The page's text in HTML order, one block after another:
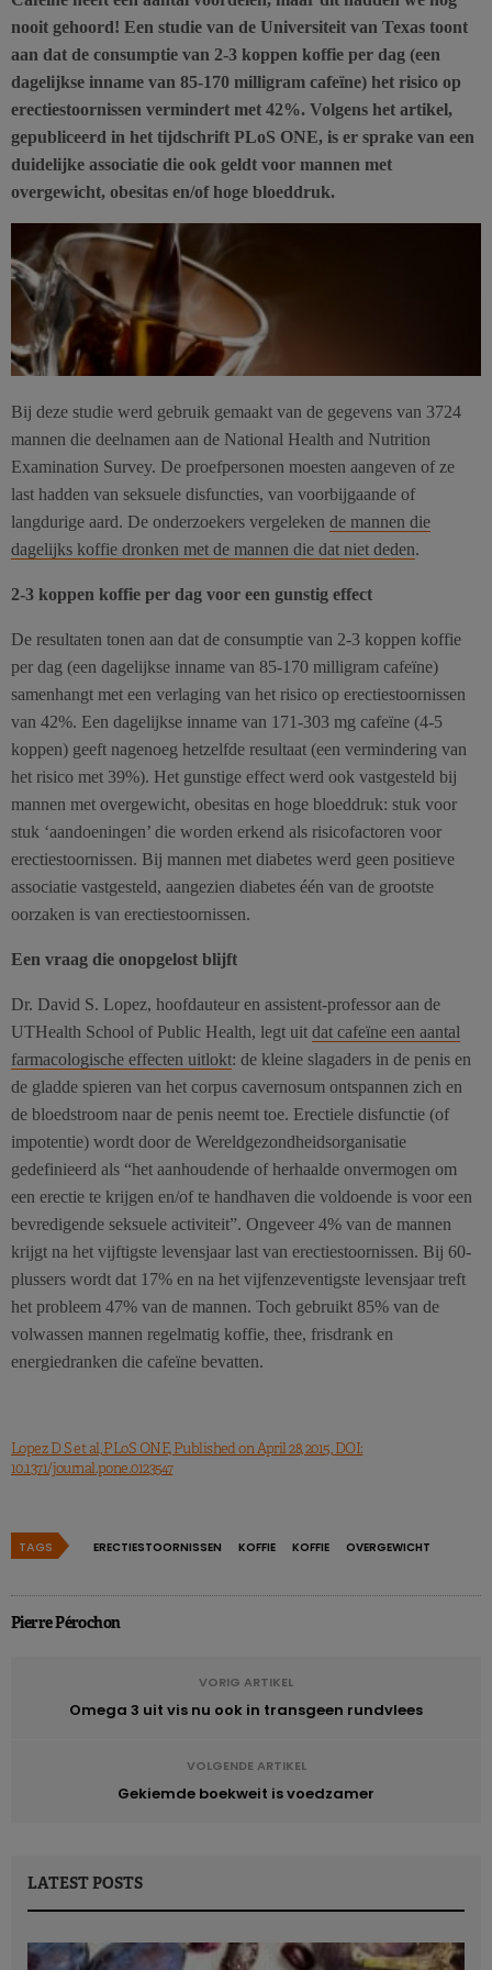
nooit gehoord! Een studie van de Universiteit van Texas toont
aan dat de consumptie van 2-3 koppen koffie per dag (een
dagelijkse inname van 85-170 milligram cafeïne) het risico op
erectiestoornissen vermindert met 42%. Volgens het artikel,
gepubliceerd in het tijdschrift PLoS ONE, is er sprake van een
duidelijke associatie die ook geldt voor mannen met
overgewicht, obesitas en/of hoge bloeddruk.
Bij deze studie werd gebruik gemaakt van de gegevens van 3724
mannen die deelnamen aan de National Health and Nutrition
Examination Survey. De proefpersonen moesten aangeven of ze
last hadden van seksuele disfuncties, van voorbijgaande of
langdurige aard. De onderzoekers vergeleken de mannen die
dagelijks koffie dronken met de mannen die dat niet deden.
2-3 koppen koffie per dag voor een gunstig effect
De resultaten tonen aan dat de consumptie van 2-3 koppen koffie
per dag (een dagelijkse inname van 85-170 milligram cafeïne)
samenhangt met een verlaging van het risico op erectiestoornissen
van 42%. Een dagelijkse inname van 171-303 mg cafeïne (4-5
koppen) geeft nagenoeg hetzelfde resultaat (een vermindering van
het risico met 39%). Het gunstige effect werd ook vastgesteld bij
mannen met overgewicht, obesitas en hoge bloeddruk: stuk voor
stuk ‘aandoeningen’ die worden erkend als risicofactoren voor
erectiestoornissen. Bij mannen met diabetes werd geen positieve
associatie vastgesteld, aangezien diabetes één van de grootste
oorzaken is van erectiestoornissen.
Een vraag die onopgelost blijft
Dr. David S. Lopez, hoofdauteur en assistent-professor aan de
UTHealth School of Public Health, legt uit dat cafeïne een aantal
farmacologische effecten uitlokt: de kleine slagaders in de penis en
de gladde spieren van het corpus cavernosum ontspannen zich en
de bloedstroom naar de penis neemt toe. Erectiele disfunctie (of
impotentie) wordt door de Wereldgezondheidsorganisatie
gedefinieerd als “het aanhoudende of herhaalde onvermogen om
een erectie te krijgen en/of te handhaven die voldoende is voor een
bevredigende seksuele activiteit”. Ongeveer 4% van de mannen
krijgt na het vijftigste levensjaar last van erectiestoornissen. Bij 60-
plussers wordt dat 17% en na het vijfenzeventigste levensjaar treft
het probleem 47% van de mannen. Toch gebruikt 85% van de
volwassen mannen regelmatig koffie, thee, frisdrank en
energiedranken die cafeïne bevatten.
Lopez D S et al, PLoS ONE, Published on April 28, 2015, DOI:
10.1371/journal.pone.0123547
TAGS ERECTIESTOORNISSEN KOFFIE KOFFIE OVERGEWICHT
Pierre Pérochon
VORIG ARTIKEL
Omega 3 uit vis nu ook in transgeen rundvlees
VOLGENDE ARTIKEL
Gekiemde boekweit is voedzamer
LATEST POSTS